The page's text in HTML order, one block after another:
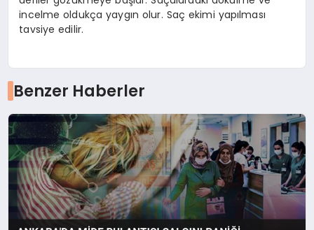
incelme oldukça yaygın olur. Saç ekimi yapılması
tavsiye edilir.
Benzer Haberler